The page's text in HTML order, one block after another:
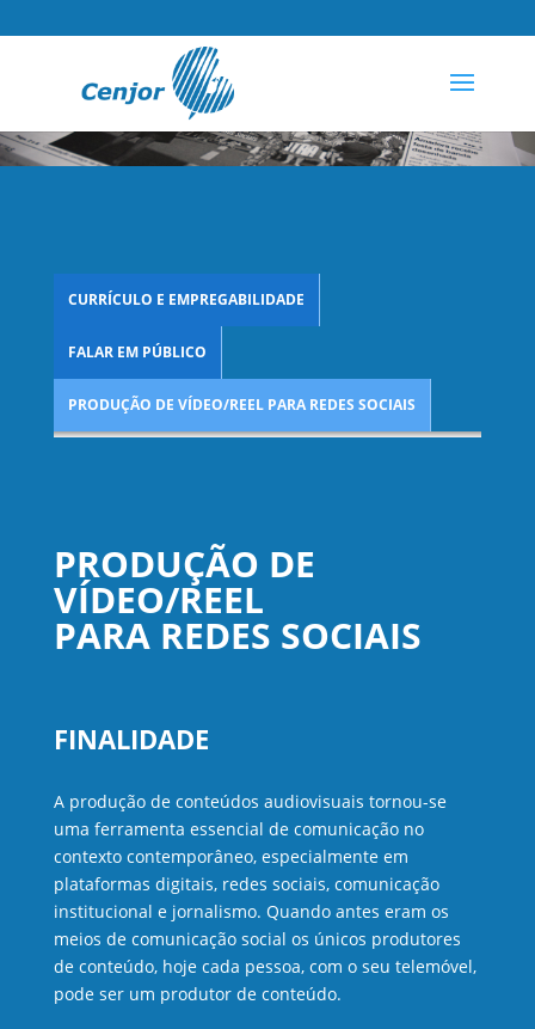
CURRÍCULO E EMPREGABILIDADE
FALAR EM PÚBLICO
PRODUÇÃO DE VÍDEO/REEL PARA REDES SOCIAIS
PRODUÇÃO DE
VÍDEO/REEL
PARA REDES SOCIAIS
FINALIDADE
A produção de conteúdos audiovisuais tornou-se
uma ferramenta essencial de comunicação no
contexto contemporâneo, especialmente em
plataformas digitais, redes sociais, comunicação
institucional e jornalismo. Quando antes eram os
meios de comunicação social os únicos produtores
de conteúdo, hoje cada pessoa, com o seu telemóvel,
pode ser um produtor de conteúdo.